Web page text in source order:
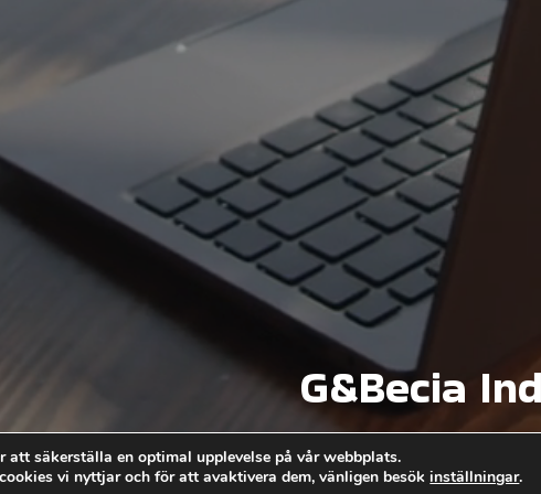
G&Becia
att säkerställa en optimal upplevelse på vår webbplats.
vi nyttjar och för att avaktivera dem, vänligen besökinställningar.